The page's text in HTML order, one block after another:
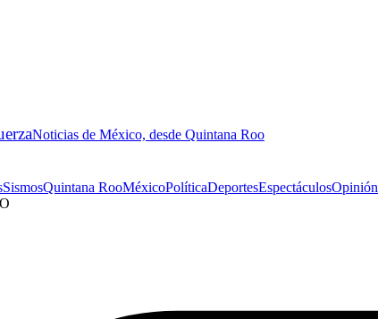
Noticias de México, desde Quintana Roo
SismosQuintana RooMéxicoPolíticaDeportesEspectáculosOpinión